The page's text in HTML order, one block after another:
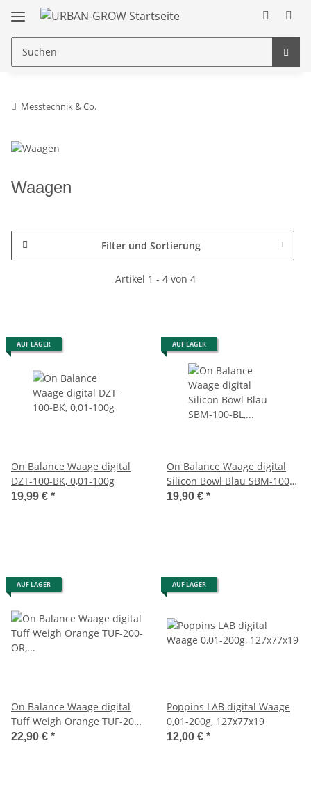
Messtechnik & Co.
Waagen
Filter und Sortierung
Artikel 1 - 4 von 4
AUF LAGER
On Balance Waage digital
DZT-100-BK, 0,01-100g
19,99 € *
AUF LAGER
On Balance Waage digital
Silicon Bowl Blau SBM-100-
BL, 0,01-100g
19,90 € *
AUF LAGER
On Balance Waage digital
Tuff Weigh Orange TUF-200-
OR, 0,01-200g
22,90 € *
AUF LAGER
Poppins LAB digital Waage
0,01-200g, 127x77x19
12,00 € *